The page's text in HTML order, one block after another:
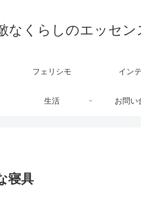
なくらしのエッセ
フェリシモ イン
生活 お問い
寝具